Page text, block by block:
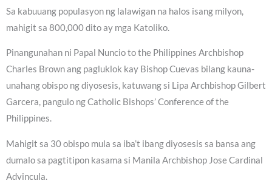
Sa kabuuang populasyon ng lalawigan na halos isang milyon,
mahigit sa 800,000 dito ay mga Katoliko.
Pinangunahan ni Papal Nuncio to the Philippines Archbishop
Charles Brown ang pagluklok kay Bishop Cuevas bilang kauna-
unahang obispo ng diyosesis, katuwang si Lipa Archbishop Gilbert
Garcera, pangulo ng Catholic Bishops’ Conference of the
Philippines.
Mahigit sa 30 obispo mula sa iba’t ibang diyosesis sa bansa ang
dumalo sa pagtitipon kasama si Manila Archbishop Jose Cardinal
Advincula.